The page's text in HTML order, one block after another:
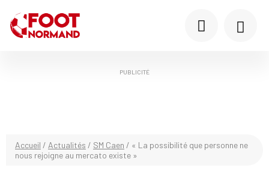
PUBLICITÉ
Accueil / Actualités / SM Caen / « La possibilité que personne ne
nous rejoigne au mercato existe »